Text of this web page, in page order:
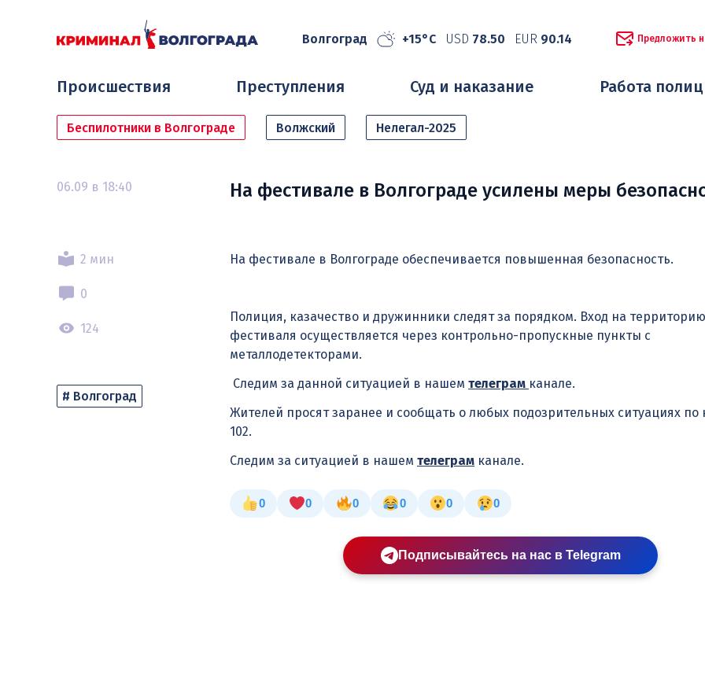
Волгоград +15°C USD 78.50 EUR 90.14 Предложить
Происшествия Преступления Суд и наказание Работа
Беспилотники в Волгограде Волжский Нелегал-2025
06.09 в 18:40
2 мин
0
124
# Волгоград
На фестивале в Волгограде усилены меры
На фестивале в Волгограде обеспечивается повышенная безопасность.
Полиция, казачество и дружинники следят за порядком. Вход на территорию
фестиваля осуществляется через контрольно-пропускные пункты с
металлодетекторами.
Следим за данной ситуацией в нашем телеграм канале.
Жителей просят заранее и сообщать о любых подозрительных ситуациях по
102.
Следим за ситуацией в нашем телеграм канале.
0 0 0 0 0 0
Подписывайтесь на нас в Telegram